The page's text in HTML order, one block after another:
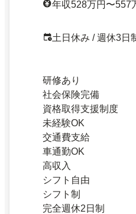
年収528万円〜557
土日休み / 週休3日
研修あり
社会保険完備
資格取得支援制度
未経験OK
交通費支給
車通勤OK
高収入
シフト自由
シフト制
完全週休2日制